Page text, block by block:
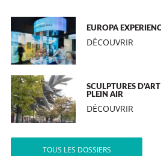
EUROPA
DÉCOUVRIR
SCULPTURES
PLEIN AIR
DÉCOUVRIR
TOUS LES DOSSIERS